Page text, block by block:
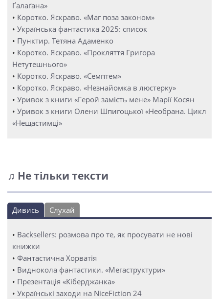
Ґалаґана»
• Коротко. Яскраво. «Маг поза законом»
• Українська фантастика 2025: список
• Пунктир. Тетяна Адаменко
• Коротко. Яскраво. «Прокляття Григора
Нетутешнього»
• Коротко. Яскраво. «Семптем»
• Коротко. Яскраво. «Незнайомка в люстерку»
• Уривок з книги «Герой замість мене» Марії Косян
• Уривок з книги Олени Шпигоцької «Необрана. Цикл
«Нещастимці»
♫ Не тільки тексти
Дивись Слухай
• Backsellers: розмова про те, як просувати не нові
книжки
• Фантастична Хорватія
• Виднокола фантастики. «Мегаструктури»
• Презентація «Кіберджанка»
• Українські заходи на NiceFiction 24